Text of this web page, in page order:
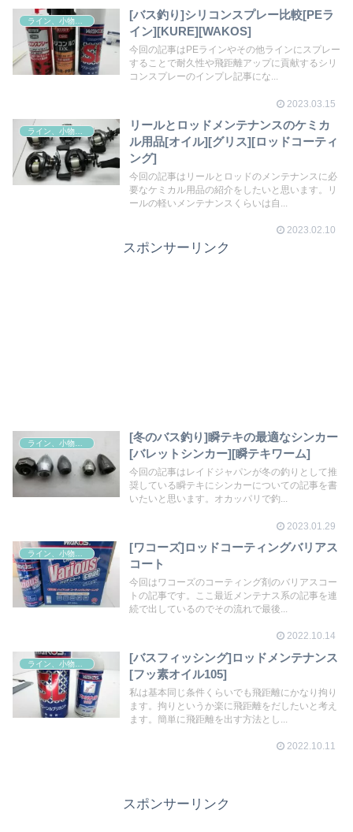
[バス釣り]シリコンスプレー比較[PEラ
イン][KURE][WAKOS]
今回の記事はPEラインやその他ラインにスプレー
することで耐久性や飛距離アップに貢献するシリ
コンスプレーのインプレ記事にな...
2023.03.15
リールとロッドメンテナンスのケミカ
ル用品[オイル][グリス][ロッドコーティ
ング]
今回の記事はリールとロッドのメンテナンスに必
要なケミカル用品の紹介をしたいと思います。リ
ールの軽いメンテナンスくらいは自...
2023.02.10
スポンサーリンク
[冬のバス釣り]瞬テキの最適なシンカー
[バレットシンカー][瞬テキワーム]
今回の記事はレイドジャパンが冬の釣りとして推
奨している瞬テキにシンカーについての記事を書
いたいと思います。オカッパリで釣...
2023.01.29
[ワコーズ]ロッドコーティングバリアス
コート
今回はワコーズのコーティング剤のバリアスコー
トの記事です。ここ最近メンテナス系の記事を連
続で出しているのでその流れで最後...
2022.10.14
[バスフィッシング]ロッドメンテナンス
[フッ素オイル105]
私は基本同じ条件くらいでも飛距離にかなり拘り
ます。拘りというか楽に飛距離をだしたいと考え
ます。簡単に飛距離を出す方法とし...
2022.10.11
スポンサーリンク